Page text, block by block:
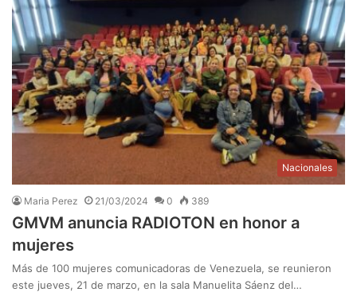
Nacionales
Maria Perez 21/03/2024 0 389
GMVM anuncia RADIOTON en honor a
mujeres
Más de 100 mujeres comunicadoras de Venezuela, se reunieron
este jueves, 21 de marzo, en la sala Manuelita Sáenz del…